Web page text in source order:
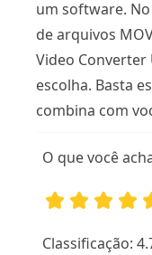
um software.
de arquivos
Video
escolha. Basta
combina com
O que você
Classificação: